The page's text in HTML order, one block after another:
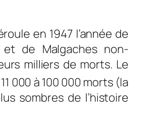
en 1947 l’année de
de Malgaches non-
milliers de morts. Le
000 à 100 000 morts (la
sombres de l’histoire